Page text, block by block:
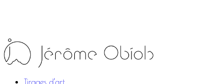
Tirages d’art